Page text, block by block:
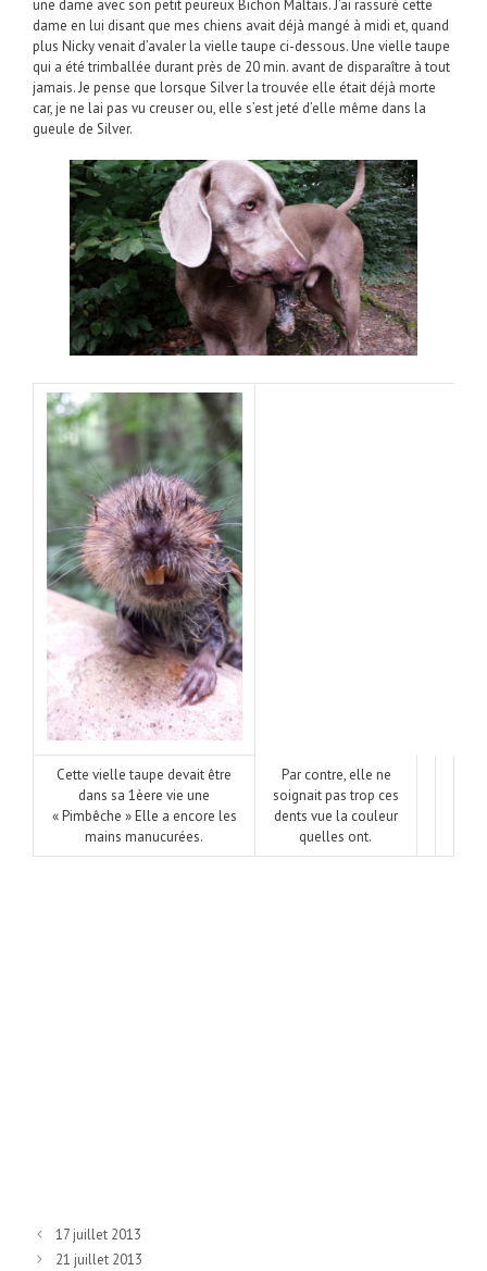
une dame avec son petit peureux Bichon Maltais. J’ai rassuré cette
dame en lui disant que mes chiens avait déjà mangé à midi et, quand
plus Nicky venait d’avaler la vielle taupe ci-dessous. Une vielle taupe
qui a été trimballée durant près de 20 min. avant de disparaître à tout
jamais. Je pense que lorsque Silver la trouvée elle était déjà morte
car, je ne lai pas vu creuser ou, elle s’est jeté d’elle même dans la
gueule de Silver.
Cette vielle taupe devait être
dans sa 1èere vie une
« Pimbêche » Elle a encore les
mains manucurées.
Par contre, elle ne
soignait pas trop ces
dents vue la couleur
quelles ont.
17 juillet 2013
21 juillet 2013